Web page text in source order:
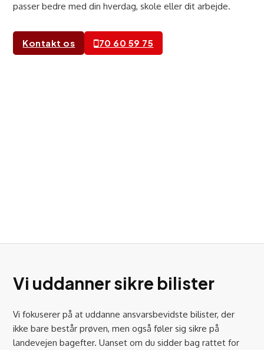
passer bedre med din hverdag, skole eller dit arbejde.
Kontakt os 70 60 59 75
Vi uddanner sikre bilister
Vi fokuserer på at uddanne ansvarsbevidste bilister, der
ikke bare består prøven, men også føler sig sikre på
landevejen bagefter. Uanset om du sidder bag rattet for